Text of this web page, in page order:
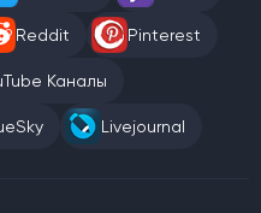
Reddit Pinterest
Каналы
Livejournal